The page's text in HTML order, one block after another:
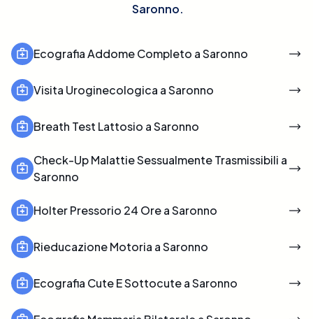
Saronno.
Ecografia Addome Completo a Saronno
Visita Uroginecologica a Saronno
Breath Test Lattosio a Saronno
Check-Up Malattie Sessualmente Trasmissibili a
Saronno
Holter Pressorio 24 Ore a Saronno
Rieducazione Motoria a Saronno
Ecografia Cute E Sottocute a Saronno